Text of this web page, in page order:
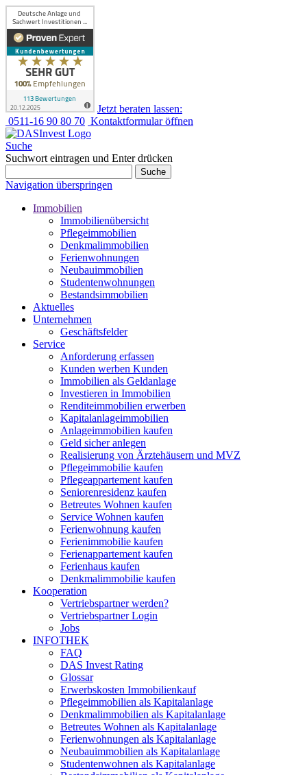
Jetzt beraten lassen:
0511-16 90 80 70 Kontaktformular öffnen
Suche
Suchwort eintragen und Enter drücken
Suche
Navigation überspringen
Immobilien
Immobilienübersicht
Pflegeimmobilien
Denkmalimmobilien
Ferienwohnungen
Neubauimmobilien
Studentenwohnungen
Bestandsimmobilien
Aktuelles
Unternehmen
Geschäftsfelder
Service
Anforderung erfassen
Kunden werben Kunden
Immobilien als Geldanlage
Investieren in Immobilien
Renditeimmobilien erwerben
Kapitalanlageimmobilien
Anlageimmobilien kaufen
Geld sicher anlegen
Realisierung von Ärztehäusern und MVZ
Pflegeimmobilie kaufen
Pflegeappartement kaufen
Seniorenresidenz kaufen
Betreutes Wohnen kaufen
Service Wohnen kaufen
Ferienwohnung kaufen
Ferienimmobilie kaufen
Ferienappartement kaufen
Ferienhaus kaufen
Denkmalimmobilie kaufen
Kooperation
Vertriebspartner werden?
Vertriebspartner Login
Jobs
INFOTHEK
FAQ
DAS Invest Rating
Glossar
Erwerbskosten Immobilienkauf
Pflegeimmobilien als Kapitalanlage
Denkmalimmobilien als Kapitalanlage
Betreutes Wohnen als Kapitalanlage
Ferienwohnungen als Kapitalanlage
Neubauimmobilien als Kapitalanlage
Studentenwohnen als Kapitalanlage